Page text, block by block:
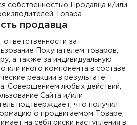
собственностью Продавца и/или
Товара.
продавца
ответственности за
Покупателем товаров,
а также за индивидуальную
или иного компонента в составе
реакции в результате
Совершением любых действий,
Сайта и/или
подтверждает, что получил
о продвигаемом Товаре,
на себя риски наступления в